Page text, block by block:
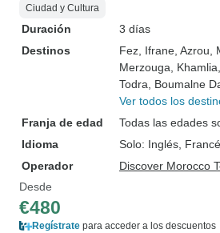
Ciudad y Cultura
Duración
3 días
Destinos
Fez , Ifrane , Azrou
Merzouga , Khamlia
Todra , Boumalne
Ver todos los
Franja de edad
Todas las edades
Idioma
Solo: Inglés,
Operador
Discover Morocco
Desde
€480
Regístrate para acceder a los descuentos